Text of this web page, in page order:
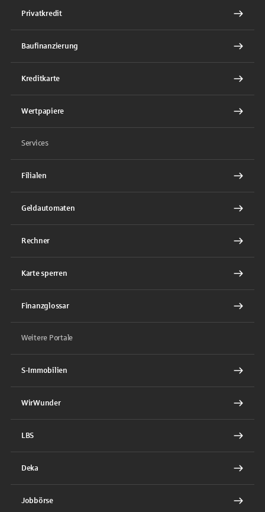
Privatkredit
Baufinanzierung
Kreditkarte
Wertpapiere
Services
Filialen
Geldautomaten
Rechner
Karte sperren
Finanzglossar
Weitere Portale
S-Immobilien
WirWunder
LBS
Deka
Jobbörse